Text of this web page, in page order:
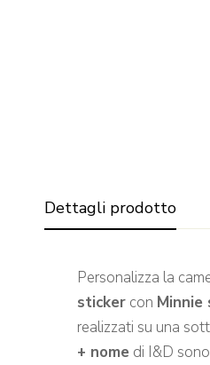
Dettagli prodotto
Personalizza la
sticker con Minnie
realizzati su una
+ nome di I&D